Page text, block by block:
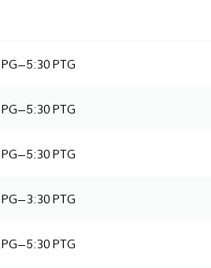
PTG
PTG
PTG
PTG
PTG